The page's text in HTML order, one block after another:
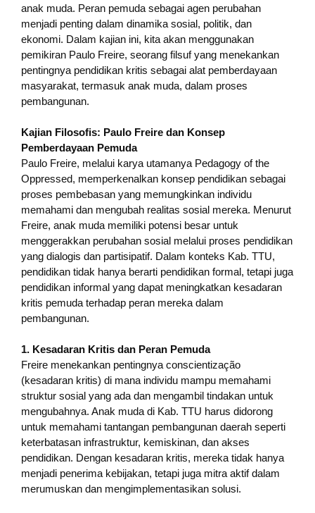
anak muda. Peran pemuda sebagai agen perubahan
menjadi penting dalam dinamika sosial, politik, dan
ekonomi. Dalam kajian ini, kita akan menggunakan
pemikiran Paulo Freire, seorang filsuf yang menekankan
pentingnya pendidikan kritis sebagai alat pemberdayaan
masyarakat, termasuk anak muda, dalam proses
pembangunan.
Kajian Filosofis: Paulo Freire dan Konsep
Pemberdayaan Pemuda
Paulo Freire, melalui karya utamanya Pedagogy of the
Oppressed, memperkenalkan konsep pendidikan sebagai
proses pembebasan yang memungkinkan individu
memahami dan mengubah realitas sosial mereka. Menurut
Freire, anak muda memiliki potensi besar untuk
menggerakkan perubahan sosial melalui proses pendidikan
yang dialogis dan partisipatif. Dalam konteks Kab. TTU,
pendidikan tidak hanya berarti pendidikan formal, tetapi juga
pendidikan informal yang dapat meningkatkan kesadaran
kritis pemuda terhadap peran mereka dalam
pembangunan.
1. Kesadaran Kritis dan Peran Pemuda
Freire menekankan pentingnya conscientização
(kesadaran kritis) di mana individu mampu memahami
struktur sosial yang ada dan mengambil tindakan untuk
mengubahnya. Anak muda di Kab. TTU harus didorong
untuk memahami tantangan pembangunan daerah seperti
keterbatasan infrastruktur, kemiskinan, dan akses
pendidikan. Dengan kesadaran kritis, mereka tidak hanya
menjadi penerima kebijakan, tetapi juga mitra aktif dalam
merumuskan dan mengimplementasikan solusi.